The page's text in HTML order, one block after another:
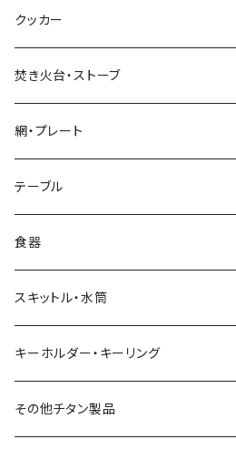
ネイルペグ
V字型
Y字型
シングルマグ
シェラカップ
ダブルウォールカップ
リッド（蓋）
クッカー
焚き火台・ストーブ
網・プレート
テーブル
食器
スキットル・水筒
キーホルダー・キーリング
その他チタン製品